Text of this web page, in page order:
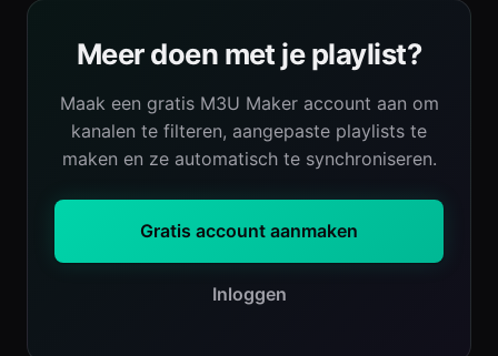
Meer doen met je playlist?
Maak een gratis M3U Maker account aan om
kanalen te filteren, aangepaste playlists te
maken en ze automatisch te synchroniseren.
Gratis account aanmaken
Inloggen